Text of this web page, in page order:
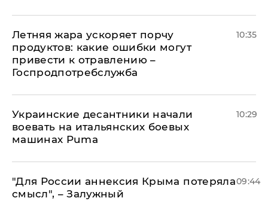
Летняя жара ускоряет порчу
продуктов: какие ошибки могут
привести к отравлению –
Госпродпотребслужба
10:35
Украинские десантники начали
воевать на итальянских боевых
машинах Puma
10:29
"Для России аннексия Крыма потеряла
смысл", – Залужный
09:44